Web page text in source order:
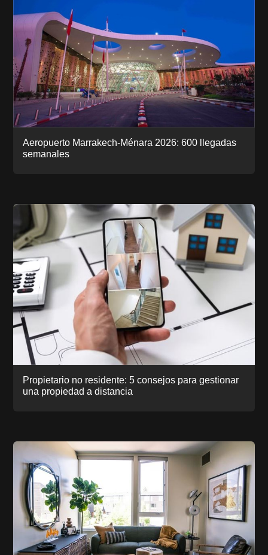
Aeropuerto Marrakech-Ménara 2026: 600 llegadas
semanales
Propietario no residente: 5 consejos para gestionar
una propiedad a distancia